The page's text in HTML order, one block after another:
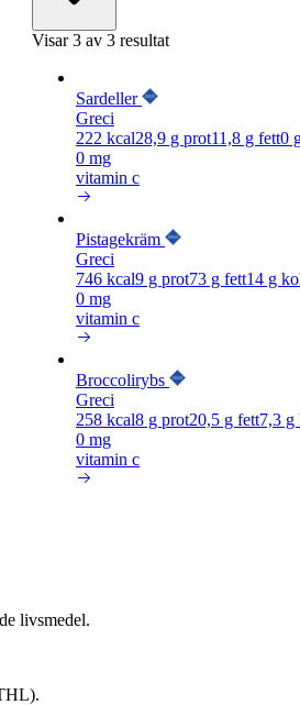
Visar3 av 3 resultat
Sardeller
Greci
222 kcal28,9 g prot11,8 g fett0
0 mg
vitamin c
Pistagekräm
Greci
746 kcal9 g prot73 g fett14 g
0 mg
vitamin c
Broccolirybs
Greci
258 kcal8 g prot20,5 g fett7,3 g
0 mg
vitamin c
livsmedel.